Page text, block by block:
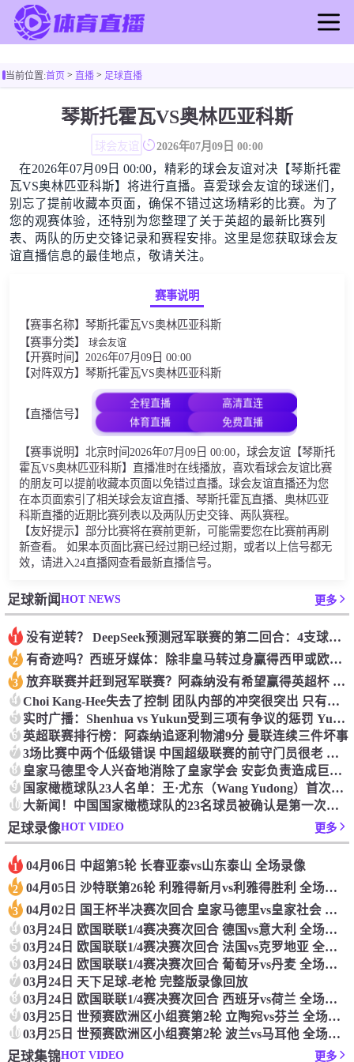
足球直播
足球新闻
篮球新闻
当前位置:首页> 直播> 足球直播
琴斯托霍瓦VS奥林匹亚科斯
球会友谊 2026年07月09日 00:00
在2026年07月09日 00:00，精彩的球会友谊对决【琴斯托霍
瓦VS奥林匹亚科斯】将进行直播。喜爱球会友谊的球迷们，
别忘了提前收藏本页面，确保不错过这场精彩的比赛。为了
您的观赛体验，还特别为您整理了关于英超的最新比赛列
表、两队的历史交锋记录和赛程安排。这里是您获取球会友
谊直播信息的最佳地点，敬请关注。
赛事说明
【赛事名称】琴斯托霍瓦VS奥林匹亚科斯
【赛事分类】 球会友谊
【开赛时间】2026年07月09日 00:00
【对阵双方】琴斯托霍瓦VS奥林匹亚科斯
【直播信号】
全程直播
高清直连
体育直播
免费直播
【赛事说明】北京时间2026年07月09日 00:00，球会友谊【琴斯托
霍瓦VS奥林匹亚科斯】直播准时在线播放，喜欢看球会友谊比赛
的朋友可以提前收藏本页面以免错过直播。球会友谊直播还为您
在本页面索引了相关球会友谊直播、琴斯托霍瓦直播、奥林匹亚
科斯直播的近期比赛列表以及两队历史交锋、两队赛程。
【友好提示】部分比赛将在赛前更新，可能需要您在比赛前再刷
新查看。 如果本页面比赛已经过期已经过期，或者以上信号都无
效，请进入24直播网查看最新直播信号。
足球新闻HOT NEWS 更多
1 没有逆转？ DeepSeek预测冠军联赛的第二回合：4支球队在第一回合中获胜 枪手输了
2 有奇迹吗？西班牙媒体：除非皇马转过身赢得西甲或欧洲冠军
3 放弃联赛并赶到冠军联赛？阿森纳没有希望赢得英超杯 赢得欧洲冠军的可能性
4 Choi Kang-Hee失去了控制 团队内部的冲突很突出 只有一个人可以从水火中拯救崔孔
5 实时广播：Shenhua vs Yukun受到三项有争议的惩罚 Yukun将向中国足球联合会提出投诉
6 英超联赛排行榜：阿森纳追逐利物浦9分 曼联连续三件坏事
7 3场比赛中两个低级错误 中国超级联赛的前守门员很老 是时候让位了 最好的继任者出现
8 皇家马德里令人兴奋地消除了皇家学会 安彭负责造成巨大的灾难！
9 国家橄榄球队23人名单：王·尤东（Wang Yudong）首次被选为第11名 塞吉尼奥（Serginho）在名单上
10 大新闻！中国国家橄榄球队的23名球员被确认是第一次进入阵容
足球录像HOT VIDEO 更多
1 04月06日 中超第5轮 长春亚泰vs山东泰山 全场录像
2 04月05日 沙特联第26轮 利雅得新月vs利雅得胜利 全场录像
3 04月02日 国王杯半决赛次回合 皇家马德里vs皇家社会 全场录像
4 03月24日 欧国联联1/4赛决赛次回合 德国vs意大利 全场录像回放
5 03月24日 欧国联联1/4赛决赛次回合 法国vs克罗地亚 全场录像回放
6 03月24日 欧国联联1/4赛决赛次回合 葡萄牙vs丹麦 全场录像回放
7 03月24日 天下足球-老枪 完整版录像回放
8 03月24日 欧国联联1/4赛决赛次回合 西班牙vs荷兰 全场录像回放
9 03月25日 世预赛欧洲区小组赛第2轮 立陶宛vs芬兰 全场录像回放
10 03月25日 世预赛欧洲区小组赛第2轮 波兰vs马耳他 全场录像回放
足球集锦HOT VIDEO 更多